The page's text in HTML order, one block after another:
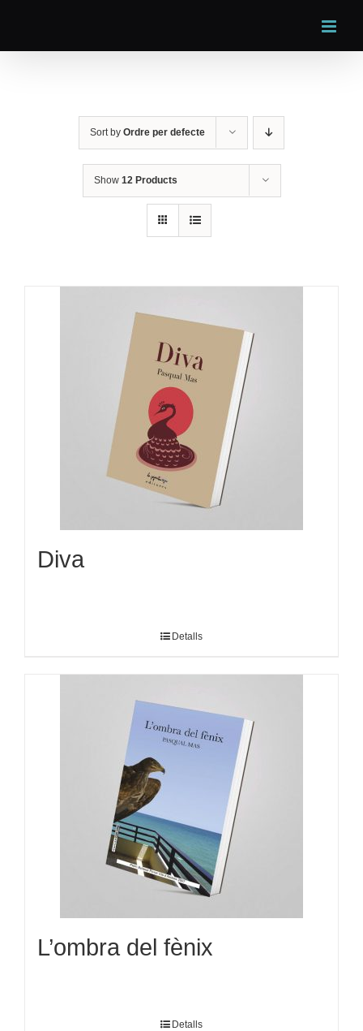
Sort by Ordre per defecte
Show 12 Products
Diva
Detalls
L’ombra del fènix
Detalls